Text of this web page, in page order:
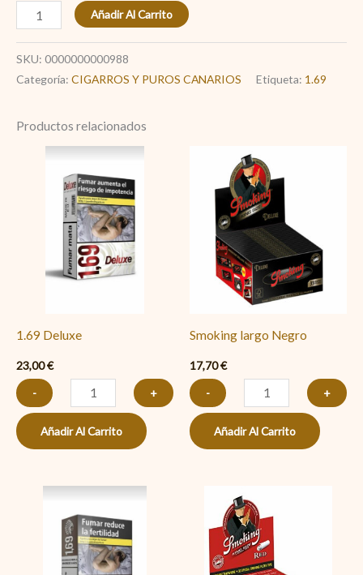
Añadir Al Carrito
SKU: 0000000000988
Categoría: CIGARROS Y PUROS CANARIOS Etiqueta: 1.69
Productos relacionados
1.69 Deluxe
23,00€
-
Deluxe
cantidad
+
Añadir Al Carrito
Smoking largo Negro
17,70€
-
Smoking
largo
Negro
cantidad
+
Añadir Al Carrito
Sin
Aditivos
cantidad
Smoking
rojo
+
filtro